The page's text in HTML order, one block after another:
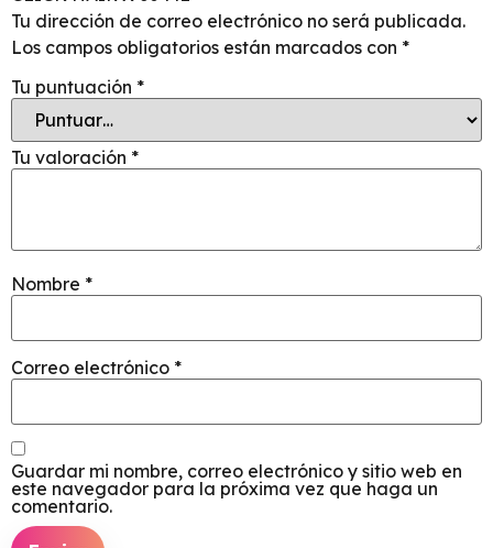
Tu dirección de correo electrónico no será publicada.
Los campos obligatorios están marcados con *
Tu puntuación *
Tu valoración *
Nombre *
Correo electrónico *
Guardar mi nombre, correo electrónico y sitio web en
este navegador para la próxima vez que haga un
comentario.